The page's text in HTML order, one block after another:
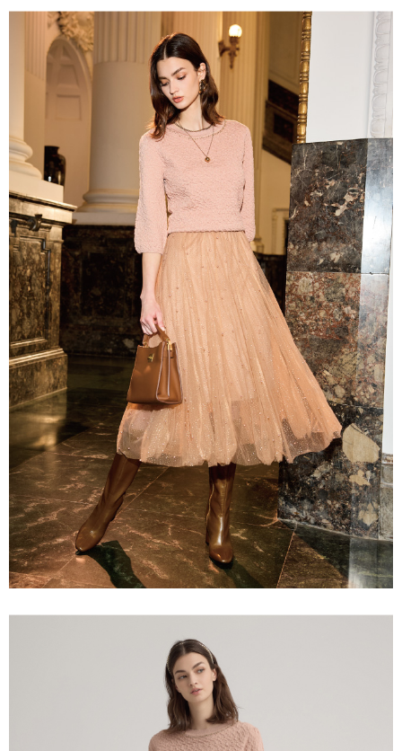
醒簡訊。
2.透過簡訊連結打開帳單後，可選擇「超商條碼／台灣大直營門市／銀行轉
帳／街口支付／iPASS MONEY」等通路繳費。
1.本服務係由「台灣大哥大股份有限公司」（以下簡稱本公司）所提供，讓
用戶於交易時，得透過本服務購買商品或服務，並由商店將買賣／分期付款
買賣價金債權讓與本公司後，依約使用本公司帳單繳交帳款。
2.基於同意付款使用「大哥付你分期」之契約關係目的，商店將以您的個人
資料（包含姓名、電話或地址）提供予台灣大哥大進項蒐集、處理及利用，
由本公司與您本人進行分期帳單所需資料之確認、核對及更正。
3.完整用戶服務條款，請詳閱以下連結：
https://oppay.tw/userRule
１．於結帳方式選擇「AFTEE先享後付」後，將跳轉至「AFTEE先享後付」
結帳頁面，進行簡訊認證並確認金額後，即可完成結帳。
２．訂單成立數日內，您將收到繳費通知簡訊。
３．收到繳費通知簡訊後14天內，點擊此簡訊中的連結，可透過四大超商／
ATM／網路銀行／等多元方式進行付款，方視為交易完成。
※ 請注意：結帳手續完成當下不需立刻繳費，但若您需要取消訂單，請聯絡
購買商品的店家。未經商家同意取消之訂單仍視為有效，需透過AFTEE先享
※ 交易是否成功請以「AFTEE先享後付 」之結帳頁面顯示為準，若有關於
是否繳費成功／繳費後需取消欲退款等相關疑問，請聯繫「AFTEE先享後付
客戶支援中心」
https://netprotections.freshdesk.com/support/home
【注意事項】
１．透過由恩沛科技股份有限公司提供之「AFTEE先享後付」服務完成之交
易，需依本服務之必要範圍內提供個人資料，並將交易相關給付款項請求債
權轉讓予恩沛科技股份有限公司。
２．關於個人資料處理事宜，請瀏覽以下網址：
https://aftee.tw/terms/#terms3
３．未成年的使用者請事先徵得法定代理人或監護人之同意方可使用
「AFTEE先享後付」，若未經同意申辦者引起之損失，本公司不負相關責
任。
４．使用「AFTEE先享後付」時，將依據個別帳號之用戶狀況，依本公司即
時審查核予不同之上限額度；若仍有額度不足之情形，本公司將視審查結果
請求用戶進行身份認證。
５．嚴禁一人註冊多個帳號或使用他人資訊註冊。若發現惡意使用之情形，
恩沛科技股份有限公司將有權停止該用戶之使用額度並採取法律行動。
每筆NT$120，滿NT$2,500(含以上)免運費
萊爾富取貨付款
每筆NT$120，滿NT$2,500(含以上)免運費
每筆NT$120，滿NT$2,500(含以上)免運費
7-11取貨付款
每筆NT$120，滿NT$2,500(含以上)免運費
付款後7-11取貨
每筆NT$120，滿NT$2,500(含以上)免運費
宅配
每筆NT$120，滿NT$2,500(含以上)免運費
宅配離島
每筆NT$120，滿NT$2,500(含以上)免運費
付款後門市自取
免運費
海外配送 查看運費